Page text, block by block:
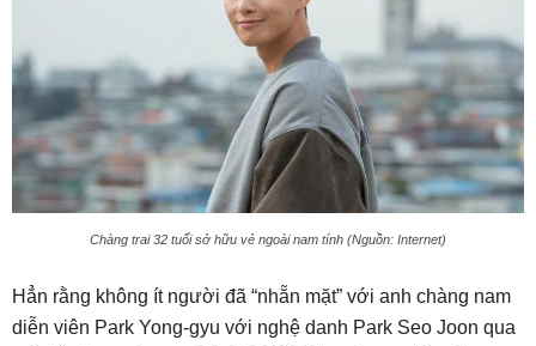
Chàng trai 32 tuổi sở hữu vẻ ngoài nam tính (Nguồn: Internet)
Hẳn rằng không ít người đã “nhẵn mặt” với anh chàng nam
diễn viên Park Yong-gyu với nghệ danh Park Seo Joon qua